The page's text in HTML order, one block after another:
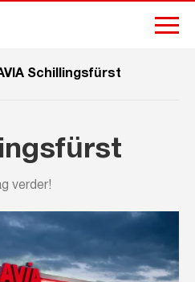
Schillingsfürst
verder!